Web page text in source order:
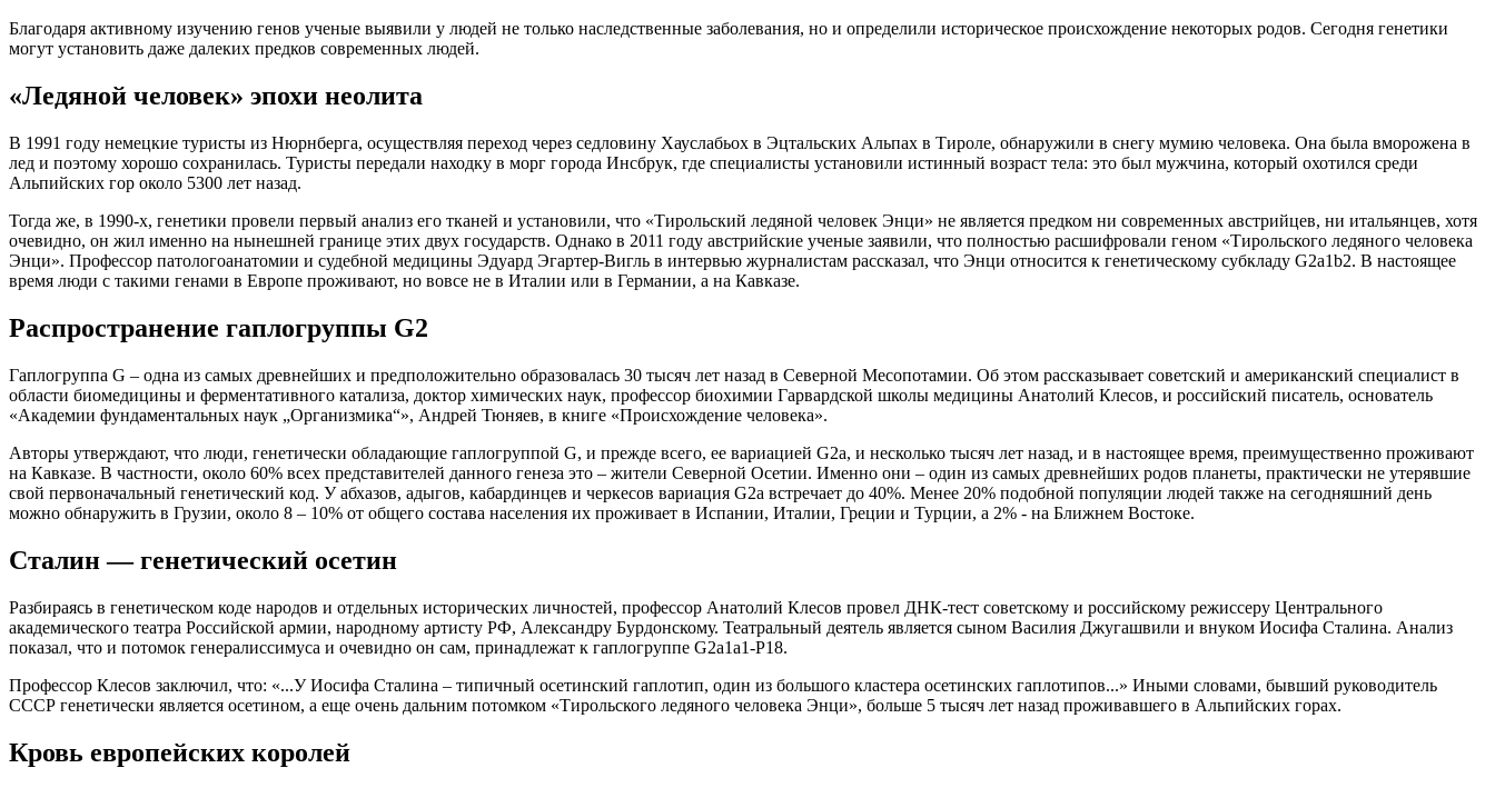
Благодаря активному изучению генов ученые выявили у людей не только наследственные заболевания, но и определили историческое происхождение некоторых родов. Сегодня генетики
могут установить даже далеких предков современных людей.
«Ледяной человек» эпохи неолита
В 1991 году немецкие туристы из Нюрнберга, осуществляя переход через седловину Хауслабьох в Эцтальских Альпах в Тироле, обнаружили в снегу мумию человека. Она была вморожена в
лед и поэтому хорошо сохранилась. Туристы передали находку в морг города Инсбрук, где специалисты установили истинный возраст тела: это был мужчина, который охотился среди
Альпийских гор около 5300 лет назад.
Тогда же, в 1990-х, генетики провели первый анализ его тканей и установили, что «Тирольский ледяной человек Энци» не является предком ни современных австрийцев, ни итальянцев, хотя
очевидно, он жил именно на нынешней границе этих двух государств. Однако в 2011 году австрийские ученые заявили, что полностью расшифровали геном «Тирольского ледяного человека
Энци». Профессор патологоанатомии и судебной медицины Эдуард Эгартер-Вигль в интервью журналистам рассказал, что Энци относится к генетическому субкладу G2a1b2. В настоящее
время люди с такими генами в Европе проживают, но вовсе не в Италии или в Германии, а на Кавказе.
Распространение гаплогруппы G2
Гаплогруппа G – одна из самых древнейших и предположительно образовалась 30 тысяч лет назад в Северной Месопотамии. Об этом рассказывает советский и американский специалист в
области биомедицины и ферментативного катализа, доктор химических наук, профессор биохимии Гарвардской школы медицины Анатолий Клесов, и российский писатель, основатель
«Академии фундаментальных наук „Организмика“», Андрей Тюняев, в книге «Происхождение человека».
Авторы утверждают, что люди, генетически обладающие гаплогруппой G, и прежде всего, ее вариацией G2а, и несколько тысяч лет назад, и в настоящее время, преимущественно проживают
на Кавказе. В частности, около 60% всех представителей данного генеза это – жители Северной Осетии. Именно они – один из самых древнейших родов планеты, практически не утерявшие
свой первоначальный генетический код. У абхазов, адыгов, кабардинцев и черкесов вариация G2а встречает до 40%. Менее 20% подобной популяции людей также на сегодняшний день
можно обнаружить в Грузии, около 8 – 10% от общего состава населения их проживает в Испании, Италии, Греции и Турции, а 2% - на Ближнем Востоке.
Сталин — генетический осетин
Разбираясь в генетическом коде народов и отдельных исторических личностей, профессор Анатолий Клесов провел ДНК-тест советскому и российскому режиссеру Центрального
академического театра Российской армии, народному артисту РФ, Александру Бурдонскому. Театральный деятель является сыном Василия Джугашвили и внуком Иосифа Сталина. Анализ
показал, что и потомок генералиссимуса и очевидно он сам, принадлежат к гаплогруппе G2a1a1-P18.
Профессор Клесов заключил, что: «...У Иосифа Сталина – типичный осетинский гаплотип, один из большого кластера осетинских гаплотипов...» Иными словами, бывший руководитель
СССР генетически является осетином, а еще очень дальним потомком «Тирольского ледяного человека Энци», больше 5 тысяч лет назад проживавшего в Альпийских горах.
Кровь европейских королей